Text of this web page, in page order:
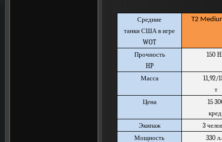
Средние
танки США в игре
WOT
T2
Прочность
HP
150
Масса
11,92/
т
Цена
15
Экипаж
3
Мощность
330